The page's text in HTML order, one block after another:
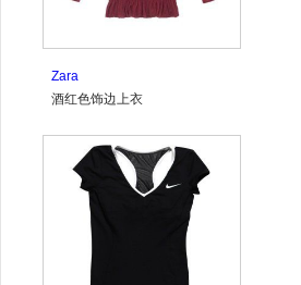
Zara
酒红色饰边上衣